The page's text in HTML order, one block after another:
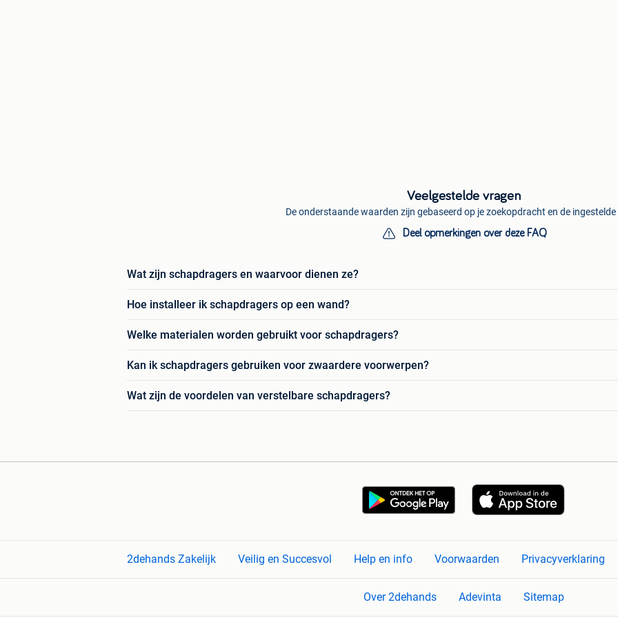
Veelgestelde vragen
De onderstaande waarden zijn gebaseerd op je zoekopdracht en de
Deel opmerkingen over deze FAQ
Wat zijn schapdragers en waarvoor dienen ze?
Hoe installeer ik schapdragers op een wand?
Welke materialen worden gebruikt voor schapdragers?
Kan ik schapdragers gebruiken voor zwaardere voorwerpen?
Wat zijn de voordelen van verstelbare schapdragers?
2dehands Zakelijk Veilig en Succesvol Help en info Voorwaarden Privacyverklaring
Over 2dehands Adevinta Sitemap